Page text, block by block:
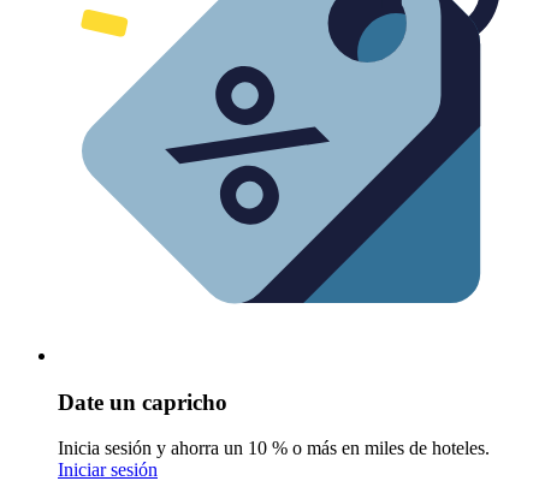
Date un capricho
Inicia sesión y ahorra un 10 % o más en miles de hoteles.
Iniciar sesión